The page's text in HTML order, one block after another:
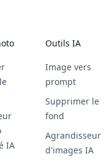
IA
Outils IA
Image vers
prompt
Supprimer le
fond
Agrandisseur
d'images IA